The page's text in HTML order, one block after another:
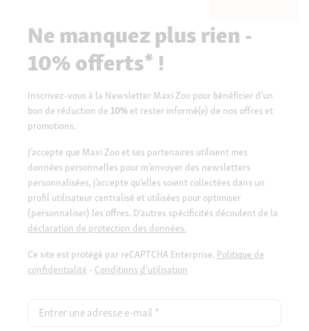
Ne manquez plus rien -
10% offerts* !
Inscrivez-vous à la Newsletter Maxi Zoo pour bénéficier d’un
bon de réduction de 10% et rester informé(e) de nos offres et
promotions.
J’accepte que Maxi Zoo et ses partenaires utilisent mes
données personnelles pour m’envoyer des newsletters
personnalisées, j’accepte qu’elles soient collectées dans un
profil utilisateur centralisé et utilisées pour optimiser
(personnaliser) les offres. D’autres spécificités découlent de la
déclaration de protection des données.
Ce site est protégé par reCAPTCHA Enterprise. Politique de
confidentialité - Conditions d'utilisation
Entrer une adresse e-mail *